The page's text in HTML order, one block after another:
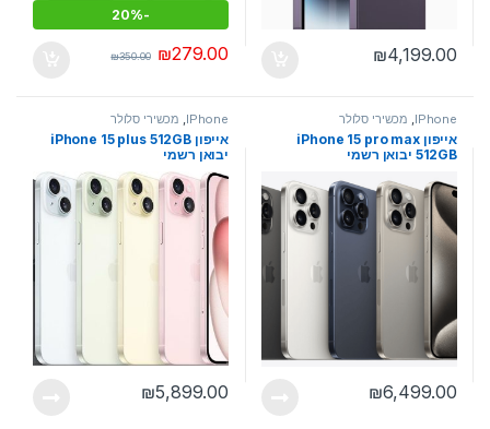
₪4,199.00
-
20%
₪279.00
₪350.00
IPhone
, מכשירי סלולר
אייפון iPhone 15 pro max
512GB יבואן רשמי
₪6,499.00
IPhone
, מכשירי סלולר
אייפון iPhone 15 plus 512GB
יבואן רשמי
₪5,899.00